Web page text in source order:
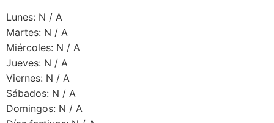
Lunes: N / A
Martes: N / A
Miércoles: N / A
Jueves: N / A
Viernes: N / A
Sábados: N / A
Domingos: N / A